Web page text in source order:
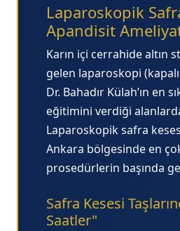
Laparoskopik
Apandisit
Karın içi cerrahide altın
gelen laparoskopi
Dr. Bahadır Külah’ın en
eğitimini verdiği
Laparoskopik safra
Ankara bölgesinde en
prosedürlerin başında
Safra Kesesi
Saatler"